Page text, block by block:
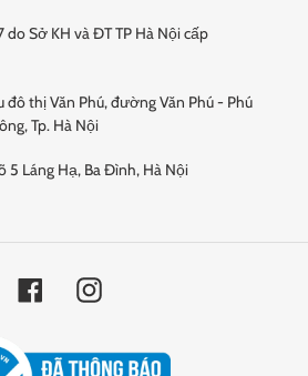
Sở KH và ĐT TP Hà Nội cấp
đô thị Văn Phú, đường Văn Phú - Phú
Tp. Hà Nội
5 Láng Hạ, Ba Đình, Hà Nội
FacebookInstagram